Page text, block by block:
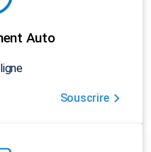
Auto
Souscrire